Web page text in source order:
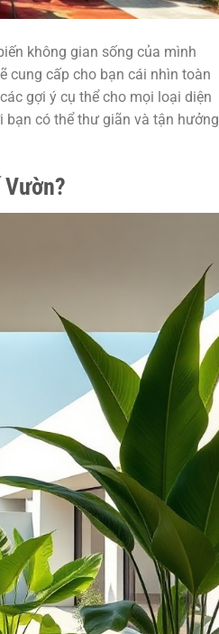
không gian sống của mình
cung cấp cho bạn cái nhìn toàn
gợi ý cụ thể cho mọi loại diện
có thể thư giãn và tận hưởng